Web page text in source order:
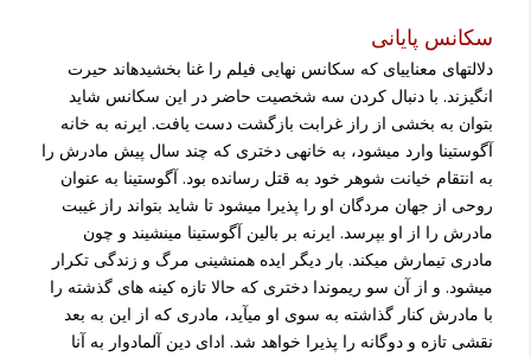
سکانس پایانی
دلالتهای معنایی­ای که سکانس نهایی فیلم را غنا بخشیده­اند حیرت
انگیزند. با دنبال کردن سه شخصیت حاضر در این سکانس شاید
بتوان به بخشی از راز غرابت بازگشت دست یافت. ایرنه به خانه
آگوستینا وارد می­شود، به خانه­ی دختری که چند سال پیش مادرش را
به انتقام خیانت شوهر خود به قتل رسانده بود. آگوستینا به عنوان
روحی از جهان مردگان او را پذیرا می­شود تا شاید بتواند راز غیبت
مادرش را از او بپرسد. ایرنه بر بالین آگوستینا می­نشیند و چون
مادری تیمارش می­کند. بار دیگر ایده هم­نشینی مرگ و زندگی تکرار
می­شود. و از آن سو ریموندا دختری که حالا تازه کینه های گذشته را
با مادرش کنار گذاشته به سوی او می­آید، مادری که از این به بعد
نقشی تازه و دوگانه را پذیرا خواهد شد. ادای دین آلمادوار به آنا